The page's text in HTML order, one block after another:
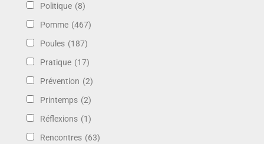
Politique (8)
Pomme (467)
Poules (187)
Pratique (17)
Prévention (2)
Printemps (2)
Réflexions (1)
Rencontres (63)